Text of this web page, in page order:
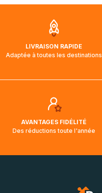
aura touché terre.
LIVRAISON RAPIDE
Adaptée à toutes les destinations
AVANTAGES FIDÉLITÉ
Des réductions toute l'année